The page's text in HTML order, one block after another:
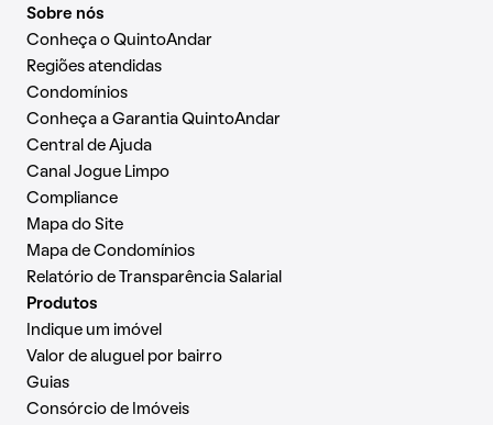
Sobre nós
Conheça o QuintoAndar
Regiões atendidas
Condomínios
Conheça a Garantia QuintoAndar
Central de Ajuda
Canal Jogue Limpo
Compliance
Mapa do Site
Mapa de Condomínios
Relatório de Transparência Salarial
Produtos
Indique um imóvel
Valor de aluguel por bairro
Guias
Consórcio de Imóveis